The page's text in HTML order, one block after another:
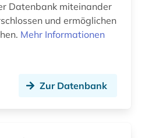
Datenbank miteinander
und ermöglichen
Mehr Informationen
Zur Datenbank